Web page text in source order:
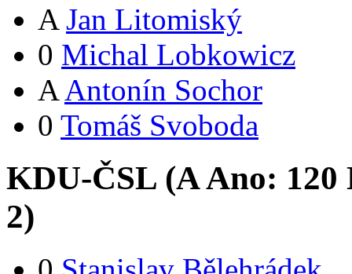
A Jan Litomiský
0 Michal Lobkowicz
A Antonín Sochor
0 Tomáš Svoboda
KDU-ČSL (AAno: 120
2)